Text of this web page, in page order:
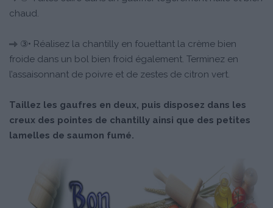
chaud.
③• Réalisez la chantilly en fouettant la crème bien
froide dans un bol bien froid également. Terminez en
l’assaisonnant de poivre et de zestes de citron vert.
Taillez les gaufres en deux, puis disposez dans les
creux des pointes de chantilly ainsi que des petites
lamelles de saumon fumé.